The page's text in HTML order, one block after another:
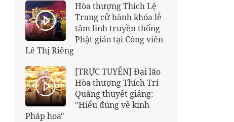
Hòa thượng Thích Lệ
Trang cử hành khóa lễ
tâm linh truyền thống
Phật giáo tại Công viên
Lê Thị Riêng
[TRỰC TUYẾN] Đại lão
Hòa thượng Thích Trí
Quảng thuyết giảng:
"Hiểu đúng về kinh
Pháp hoa"